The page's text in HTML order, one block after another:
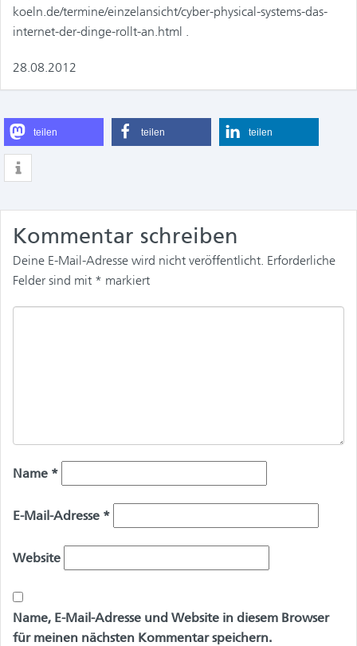
koeln.de/termine/einzelansicht/cyber-physical-systems-das-
internet-der-dinge-rollt-an.html .
28.08.2012
teilen teilen teilen
Kommentar schreiben
Deine E-Mail-Adresse wird nicht veröffentlicht. Erforderliche
Felder sind mit * markiert
Name *
E-Mail-Adresse *
Website
Name, E-Mail-Adresse und Website in diesem Browser
für meinen nächsten Kommentar speichern.